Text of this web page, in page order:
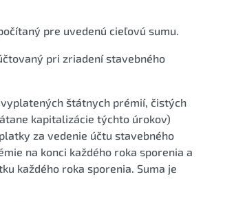
pre uvedenú cieľovú sumu.
pri zriadení stavebného
štátnych prémií, čistých
kapitalizácie týchto úrokov)
za vedenie účtu stavebného
na konci každého roka sporenia a
každého roka sporenia. Suma je